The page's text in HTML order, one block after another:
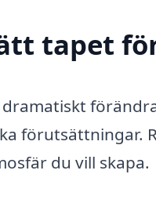
tapet
förutsättningar.
du vill skapa.